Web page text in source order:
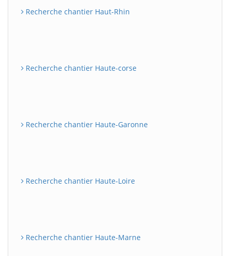
Recherche chantier Haut-Rhin
Recherche chantier Haute-corse
Recherche chantier Haute-Garonne
Recherche chantier Haute-Loire
Recherche chantier Haute-Marne